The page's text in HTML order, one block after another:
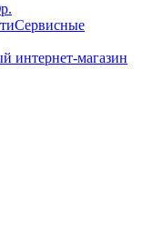
Сервисные
интернет-магазин